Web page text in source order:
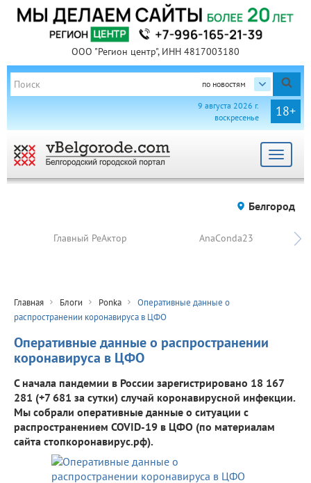
ООО "Регион центр", ИНН 4817003180
по новостям
18+
9 августа 2026 г.
воскресенье
Toggle
Белгород
Главный РеАктор AnaConda23
Главная Блоги Ponka
Оперативные данные о
распространении коронавируса в ЦФО
Оперативные данные о распространении
коронавируса в ЦФО
С начала пандемии в России зарегистрировано 18 167
281 (+7 681 за сутки) случай коронавирусной инфекции.
Мы собрали оперативные данные о ситуации с
распространением COVID-19 в ЦФО (по материалам
сайта стопкоронавирус.рф).